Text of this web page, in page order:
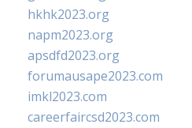
hkhk2023.org
napm2023.org
apsdfd2023.org
forumausape2023.com
imkl2023.com
careerfaircsd2023.com